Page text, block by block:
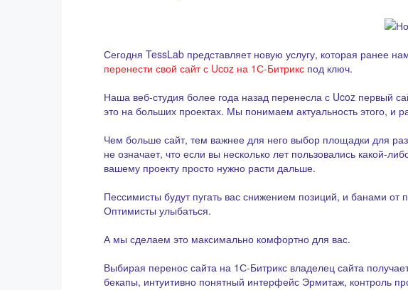
Сегодня TessLab представляет новую услугу, которая ранее
перенести свой сайт с Ucoz на 1С-Битрикс под ключ.
Наша веб-студия более года назад перенесла с Ucoz первый
это на больших проектах. Мы понимаем актуальность этого,
Чем больше сайт, тем важнее для него выбор площадки для
не означает, что если вы несколько лет пользовались какой-
вашему проекту просто нужно расти дальше.
Пессимисты будут пугать вас снижением позиций, и банами
Оптимисты улыбаться.
А мы сделаем это максимально комфортно для вас.
Выбирая перенос сайта на 1С-Битрикс владелец сайта
бекапы, интуитивно понятный интерфейс Эрмитаж, контроль